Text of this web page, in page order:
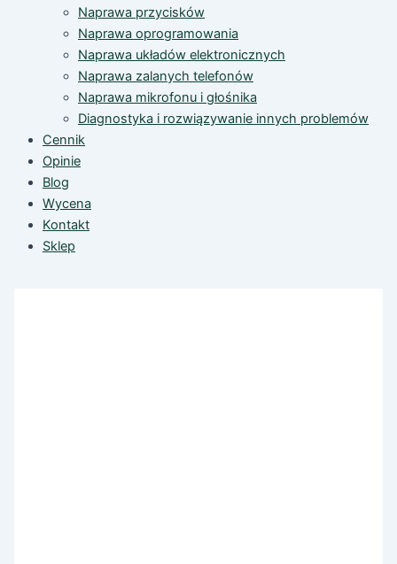
Naprawa przycisków
Naprawa oprogramowania
Naprawa układów elektronicznych
Naprawa zalanych telefonów
Naprawa mikrofonu i głośnika
Diagnostyka i rozwiązywanie innych problemów
Cennik
Opinie
Blog
Wycena
Kontakt
Sklep